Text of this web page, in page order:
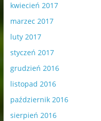
kwiecień 2017
marzec 2017
luty 2017
styczeń 2017
grudzień 2016
listopad 2016
październik 2016
sierpień 2016